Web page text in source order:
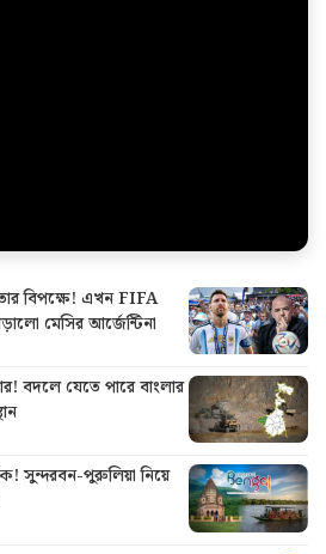
বিপক্ষে! এখন FIFA
মেসির আর্জেন্টিনা
বদলে যেতে পারে বাংলার
সুন্দরবন-পুরুলিয়া নিয়ে